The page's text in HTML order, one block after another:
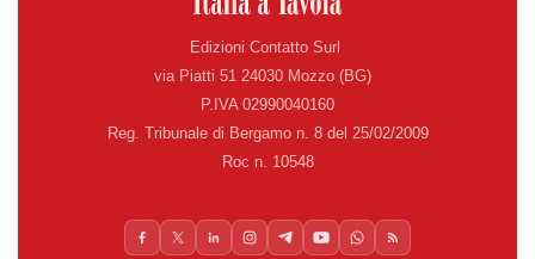
Edizioni Contatto Surl
via Piatti 51 24030 Mozzo (BG)
P.IVA 02990040160
Reg. Tribunale di Bergamo n. 8 del 25/02/2009
Roc n. 10548